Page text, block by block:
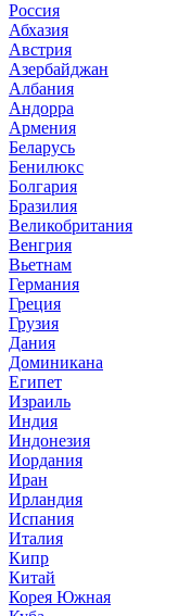
Россия
Абхазия
Австрия
Азербайджан
Албания
Андорра
Армения
Беларусь
Бенилюкс
Болгария
Бразилия
Великобритания
Венгрия
Вьетнам
Германия
Греция
Грузия
Дания
Доминикана
Египет
Израиль
Индия
Индонезия
Иордания
Иран
Ирландия
Испания
Италия
Кипр
Китай
Корея Южная